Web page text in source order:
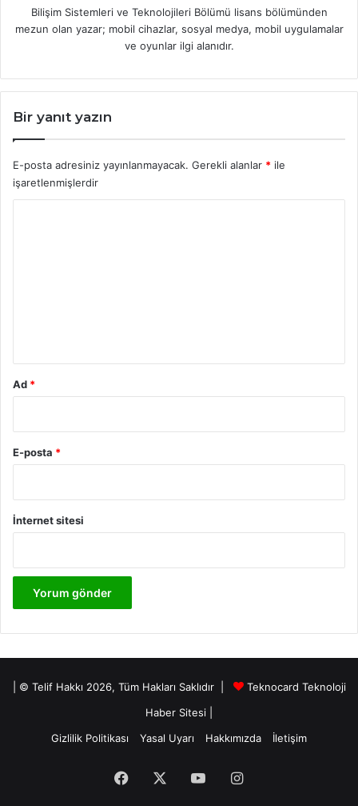
Bilişim Sistemleri ve Teknolojileri Bölümü lisans bölümünden
mezun olan yazar; mobil cihazlar, sosyal medya, mobil uygulamalar
ve oyunlar ilgi alanıdır.
Bir yanıt yazın
E-posta adresiniz yayınlanmayacak. Gerekli alanlar * ile
işaretlenmişlerdir
Ad *
E-posta *
İnternet sitesi
| © Telif Hakkı 2026, Tüm Hakları Saklıdır |
Teknocard Teknoloji
Haber Sitesi
Gizlilik Politikası
Yasal Uyarı Hakkımızda İletişim
Facebook YouTubeInstagram